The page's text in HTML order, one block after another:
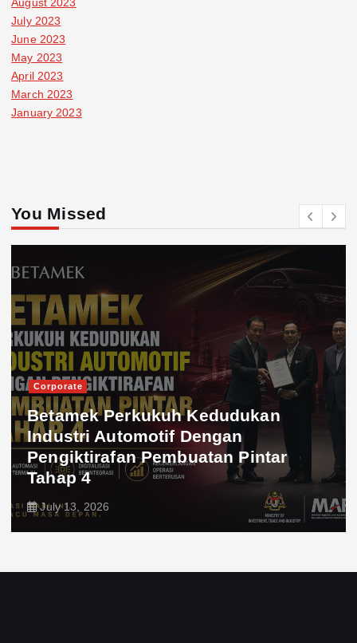
July 2023
June 2023
May 2023
April 2023
March 2023
January 2023
You Missed
Corporate
Betamek Perkukuh Kedudukan
Industri Automotif Dengan
Pengiktirafan Pembuatan Pintar
Tahap 4
July 13, 2026